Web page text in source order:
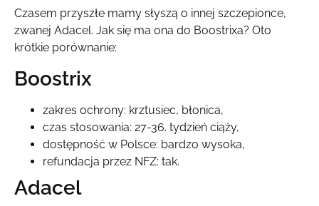
Czasem przyszłe mamy słyszą o innej szczepionce,
zwanej Adacel. Jak się ma ona do Boostrixa? Oto
krótkie porównanie:
Boostrix
zakres ochrony: krztusiec, błonica,
czas stosowania: 27-36. tydzień ciąży,
dostępność w Polsce: bardzo wysoka,
refundacja przez NFZ: tak.
Adacel